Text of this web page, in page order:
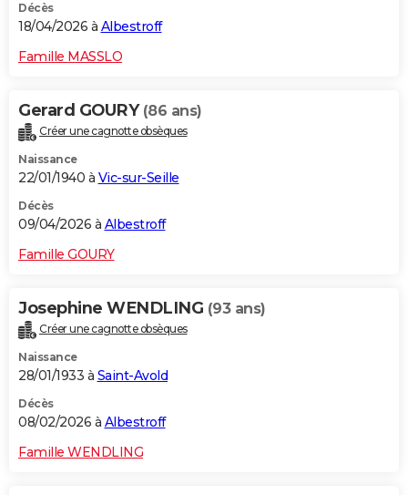
Décès
18/04/2026 à Albestroff
Famille MASSLO
Gerard GOURY (86 ans)
Créer une cagnotte obsèques
Naissance
22/01/1940 à Vic-sur-Seille
Décès
09/04/2026 à Albestroff
Famille GOURY
Josephine WENDLING (93 ans)
Créer une cagnotte obsèques
Naissance
28/01/1933 à Saint-Avold
Décès
08/02/2026 à Albestroff
Famille WENDLING